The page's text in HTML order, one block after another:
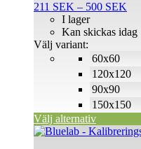
211 SEK – 500 SEK
till
60x60
120x120
90x90
150x150
I lager
Kan skickas idag
Välj variant:
Välj alternativ
varianter.
olika
alternativen
Den